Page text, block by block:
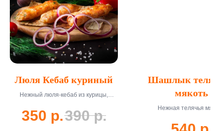
Люля Кебаб куриный
Нежный люля-кебаб из курицы,
ароматными специями. 200 г,
доставка 45-55 мин.
350 р.390 р.
Шашлык
мякоть
Нежная телячья
приготовленная на